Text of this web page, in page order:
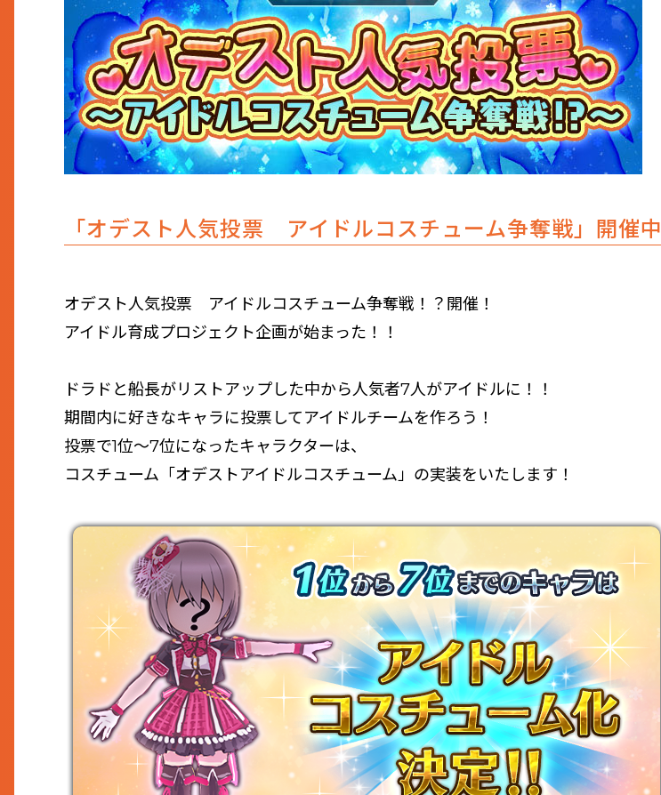
「オデスト人気投票 アイドルコスチューム争奪戦」開催中
オデスト人気投票 アイドルコスチューム争奪戦！？開催！
アイドル育成プロジェクト企画が始まった！！
ドラドと船長がリストアップした中から人気者7人がアイドルに！！
期間内に好きなキャラに投票してアイドルチームを作ろう！
投票で1位～7位になったキャラクターは、
コスチューム「オデストアイドルコスチューム」の実装をいたします！